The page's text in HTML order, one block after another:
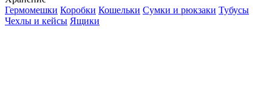
Гермомешки Коробки Кошельки Сумки и рюкзаки Тубусы
Чехлы и кейсы Ящики